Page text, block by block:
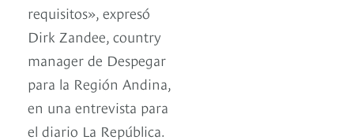
requisitos», expresó
Dirk Zandee, country
manager de Despegar
para la Región Andina,
en una entrevista para
el diario La República.